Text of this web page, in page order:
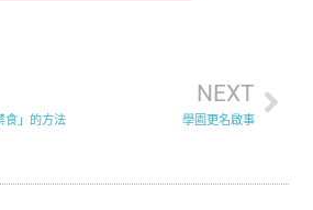
食」的方法
NEXT
學園更名啟事